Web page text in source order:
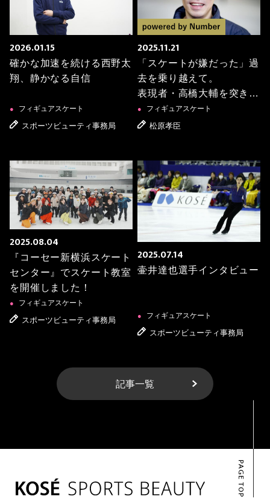
2026.01.15
確かな加速を続ける西野太
翔、静かなる自信
● フィギュアスケート
スポーツビューティ事務局
2025.11.21
「スケートが嫌だった」過
去を乗り越えて。
表現者・高橋大輔を突き動
かす「スケートへの覚悟」
● フィギュアスケート
松原孝臣
2025.08.04
『コーセー新横浜スケート
センター』でスケート教室
を開催しました！
● フィギュアスケート
スポーツビューティ事務局
2025.07.14
壷井達也選手インタビュー
● フィギュアスケート
スポーツビューティ事務局
記事一覧
PAGE TOP